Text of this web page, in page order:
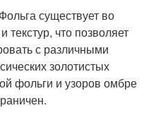
существует во
текстур, что позволяет
с различными
золотистых
фольги и узоров омбре